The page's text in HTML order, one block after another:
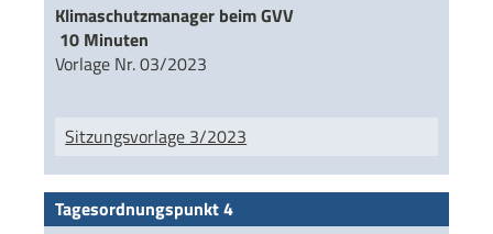
Klimaschutzmanager beim GVV
10 Minuten
Vorlage Nr. 03/2023
Sitzungsvorlage 3/2023
Tagesordnungspunkt 4